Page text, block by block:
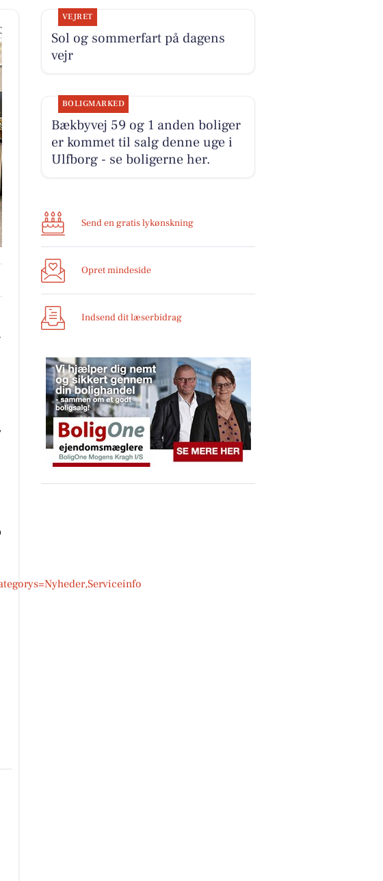
VEJRET
Sol og sommerfart på dagens
vejr
BOLIGMARKED
Bækbyvej 59 og 1 anden boliger
er kommet til salg denne uge i
Ulfborg - se boligerne her.
Send en gratis lykønskning
Opret mindeside
Indsend dit læserbidrag